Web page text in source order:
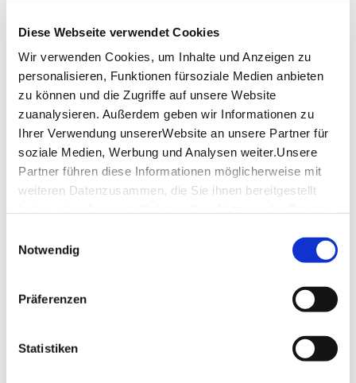
Diese Webseite verwendet Cookies
Wir verwenden Cookies, um Inhalte und Anzeigen zu
personalisieren, Funktionen fürsoziale Medien anbieten
zu können und die Zugriffe auf unsere Website
zuanalysieren. Außerdem geben wir Informationen zu
Ihrer Verwendung unsererWebsite an unsere Partner für
soziale Medien, Werbung und Analysen weiter.Unsere
Partner führen diese Informationen möglicherweise mit
weiteren Datenzusammen, die Sie ihnen bereitgestellt
Impressum
Notwendig
Präferenzen
Statistiken
bathroom with complimentary toiletries. The family
rooms are equipped with sofa beds in addition.
Book now